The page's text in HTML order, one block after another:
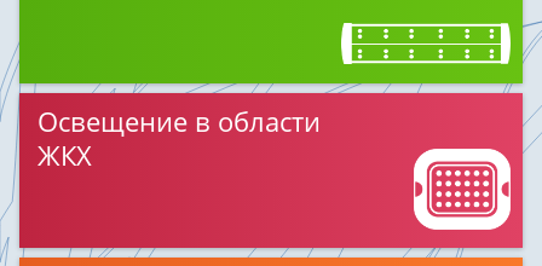
Освещение в области
ЖКХ